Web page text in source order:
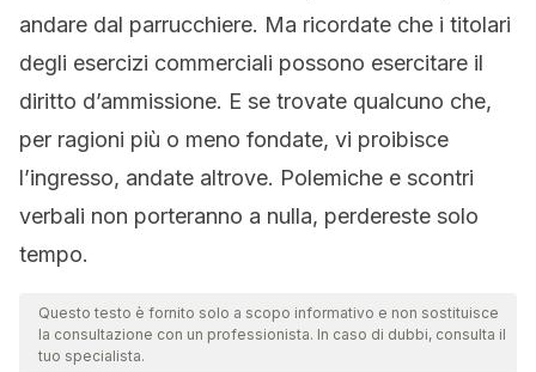
andare dal parrucchiere. Ma ricordate che i titolari
degli esercizi commerciali possono esercitare il
diritto d’ammissione. E se trovate qualcuno che,
per ragioni più o meno fondate, vi proibisce
l’ingresso, andate altrove. Polemiche e scontri
verbali non porteranno a nulla, perdereste solo
tempo.
Questo testo è fornito solo a scopo informativo e non sostituisce
la consultazione con un professionista. In caso di dubbi, consulta il
tuo specialista.